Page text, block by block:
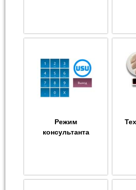
Режим
консультанта